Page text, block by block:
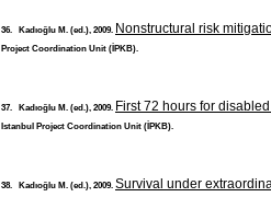
36. Kadıoğlu M. (ed.), 2009. Nonstructural risk
Project Coordination Unit (İPKB).
37. Kadıoğlu M. (ed.), 2009. First 72 hours for
Istanbul Project Coordination Unit (İPKB).
38. Kadıoğlu M. (ed.), 2009. Survival under